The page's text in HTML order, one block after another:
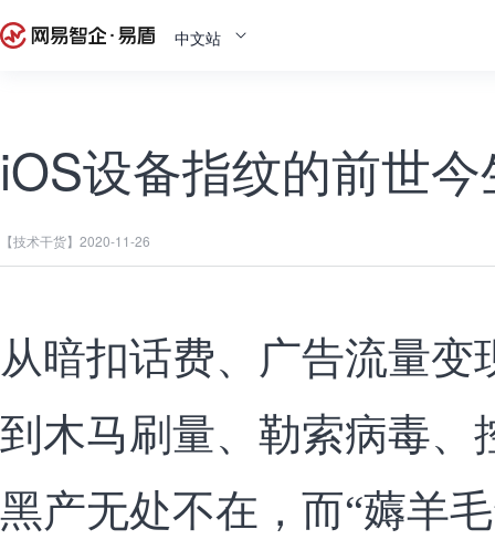
中文站
iOS设备指纹的前世
【技术干货】 2020-11-26
从暗扣话费、广告流量变
到木马刷量、勒索病毒、
黑产无处不在，而“薅羊